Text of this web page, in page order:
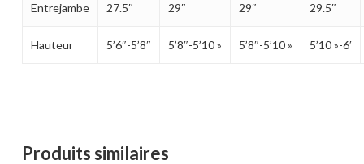
Entrejambe 27.5″ 29″ 29″ 29.5″
Hauteur 5’6″-5’8″ 5’8″-5’10 » 5’8″-5’10 » 5’10 »-6′
Produits similaires